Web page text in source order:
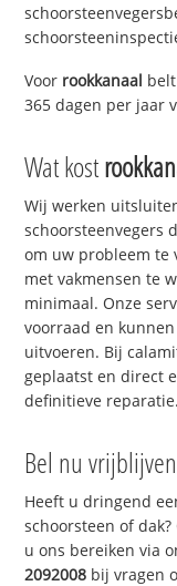
Voor rookkanaal
365 dagen per jaar
Wat kost
Wij werken
schoorsteenvegers
om uw probleem te
met vakmensen te
minimaal. Onze
voorraad en
uitvoeren. Bij
geplaatst en direct
definitieve reparatie.
Bel nu
Heeft u dringend
schoorsteen of
u ons bereiken via
2092008 bij vragen